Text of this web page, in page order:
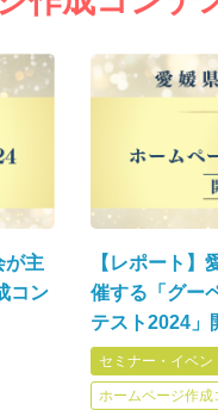
が主
コン
【レポート】
催する「グー
テスト2024」
セミナー・イベン
ホームページ作成